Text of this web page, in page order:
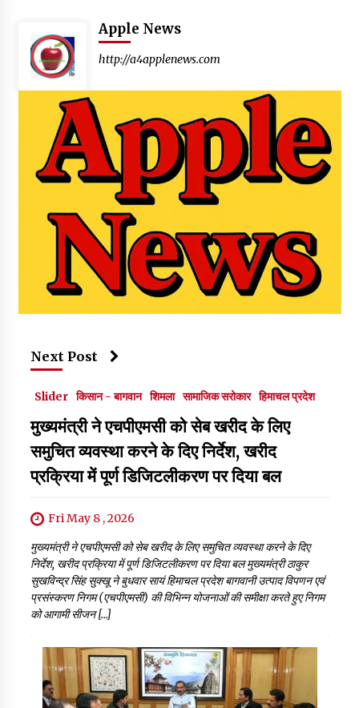
Apple News
http://a4applenews.com
Next Post
Slider किसान - बागवान शिमला सामाजिक सरोकार हिमाचल प्रदेश
मुख्यमंत्री ने एचपीएमसी को सेब खरीद के लिए
समुचित व्यवस्था करने के दिए निर्देश, खरीद
प्रक्रिया में पूर्ण डिजिटलीकरण पर दिया बल
Fri May 8 , 2026
मुख्यमंत्री ने एचपीएमसी को सेब खरीद के लिए समुचित व्यवस्था करने के दिए
निर्देश, खरीद प्रक्रिया में पूर्ण डिजिटलीकरण पर दिया बल मुख्यमंत्री ठाकुर
सुखविन्द्र सिंह सुक्खू ने बुधवार सायं हिमाचल प्रदेश बागवानी उत्पाद विपणन एवं
प्रसंस्करण निगम (एचपीएमसी) की विभिन्न योजनाओं की समीक्षा करते हुए निगम
को आगामी सीजन […]